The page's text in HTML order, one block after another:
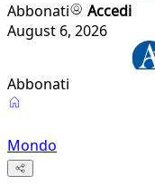
Abbonati
Accedi
August 6, 2026
Abbonati
Mondo